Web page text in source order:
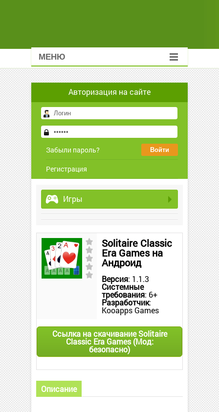
МЕНЮ
Авторизация на сайте
Забыли пароль?
Регистрация
Игры
Solitaire Classic
Era Games на
Андроид
Версия: 1.1.3
Системные
требования: 6+
Разработчик:
Kooapps Games
Ссылка на скачивание Solitaire
Classic Era Games (Мод:
безопасно)
Описание